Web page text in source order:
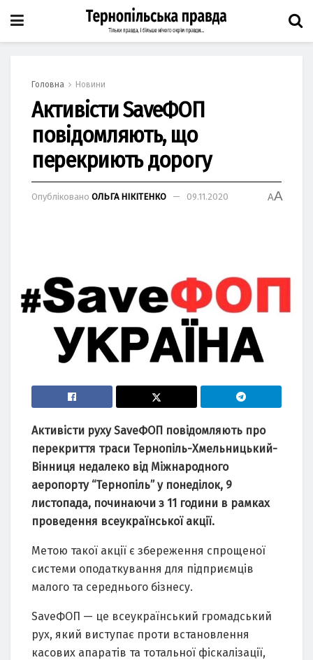
Головна Новини
Активісти SaveФОП
повідомляють, що
перекриють дорогу
Опубліковано ОЛЬГА НІКІТЕНКО 09.11.2020 AA
Активісти руху SaveФОП повідомляють про
перекриття траси Тернопіль-Хмельницький-
Вінниця недалеко від Міжнародного
аеропорту “Тернопіль” у понеділок, 9
листопада, починаючи з 11 години в рамках
проведення всеукраїнської акції.
Метою такої акції є збереження спрощеної
системи оподаткування для підприємців
малого та середнього бізнесу.
SaveФОП — це всеукраїнський громадський
рух, який виступає проти встановлення
касових апаратів та тотальної фіскалізації,